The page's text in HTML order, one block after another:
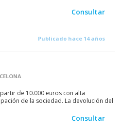
Consultar
Publicado hace 14 años
de 10.000 euros con alta
de la sociedad. La devolución del
Consultar